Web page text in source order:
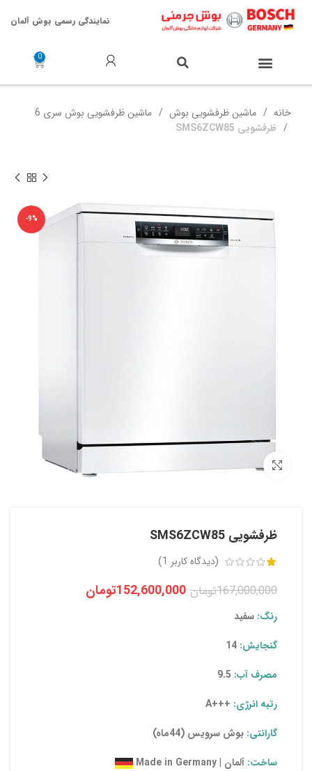
نمایندگی رسمی بوش آلمان
خانه ماشین ظرفشویی بوش
ماشین ظرفشویی بوش سری 6
ظرفشویی SMS6ZCW85
-9%
بزرگنمایی تصویر
ظرفشویی SMS6ZCW85
(دیدگاه کاربر 1
)
167,000,000تومان 152,600,000تومان
رنگ: سفید
گنجایش:
مصرف آب:
رتبه انرژی: +++A
گارانتی: بوش سرویس (44ماه)
ساخت: آلمان | Made in Germany